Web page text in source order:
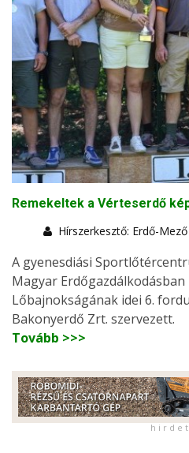
Remekeltek a Vérteserdő
Hírszerkesztő: Erdő-
A gyenesdiási
Magyar
Lőbajnokságának idei 6.
Bakonyerdő Zrt. szervezett.
Tovább >>>
h i r d e